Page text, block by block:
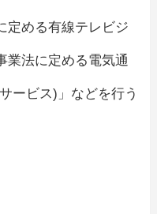
定める有線テレビジ
業法に定める電気通
ービス)」などを行う